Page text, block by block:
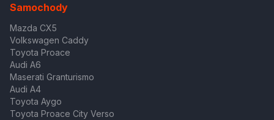
Samochody
Mazda CX5
Volkswagen Caddy
Toyota Proace
Audi A6
Maserati Granturismo
Audi A4
Toyota Aygo
Toyota Proace City Verso